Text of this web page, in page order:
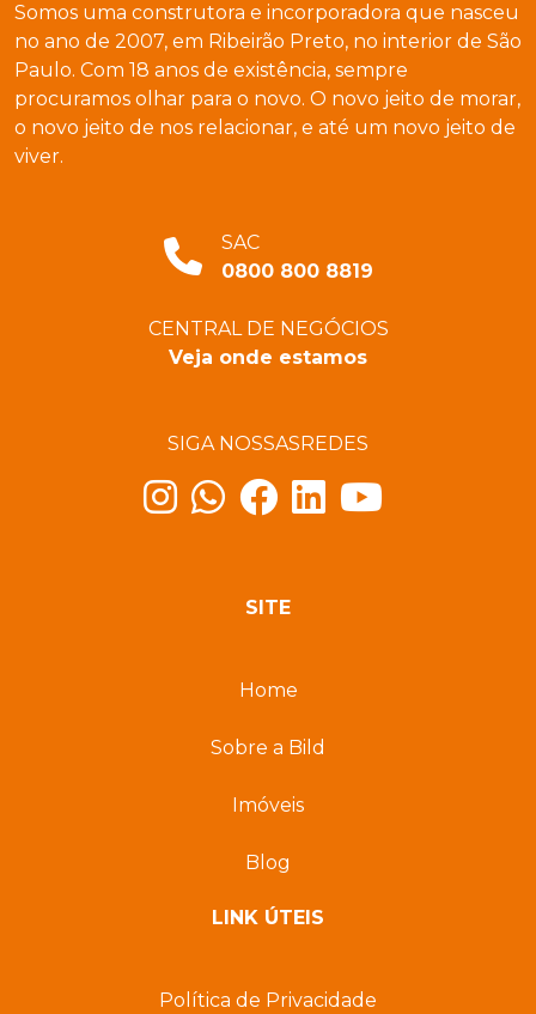
Somos uma construtora e incorporadora que nasceu
no ano de 2007, em Ribeirão Preto, no interior de São
Paulo. Com 18 anos de existência, sempre
procuramos olhar para o novo. O novo jeito de morar,
o novo jeito de nos relacionar, e até um novo jeito de
viver.
SAC
0800 800 8819
CENTRAL DE NEGÓCIOS
Veja onde estamos
SIGA NOSSASREDES
SITE
Home
Sobre a Bild
Imóveis
Blog
LINK ÚTEIS
Política de Privacidade